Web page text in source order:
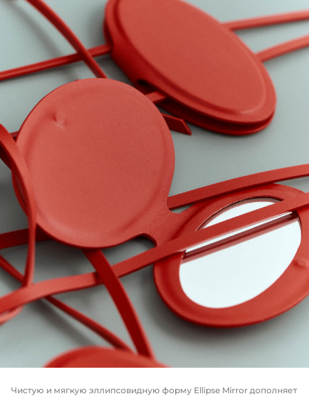
Чистую и мягкую эллипсовидную форму Ellipse Mirror дополняет